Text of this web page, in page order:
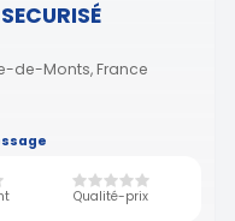
de-Monts, France
Qualité-prix